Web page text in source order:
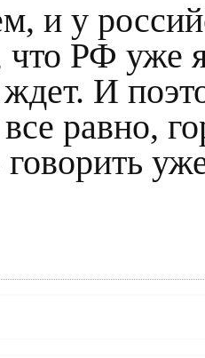
и у
РФ уже
ждет. И
равно,